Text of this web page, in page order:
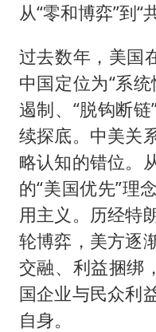
从“零和博弈”到“
过去数年，美国
中国定位为“系
遏制、“脱钩断
续探底。中美关
略认知的错位。
的“美国优先”理
用主义。历经特
轮博弈，美方逐
交融、利益捆绑
国企业与民众利
自身。